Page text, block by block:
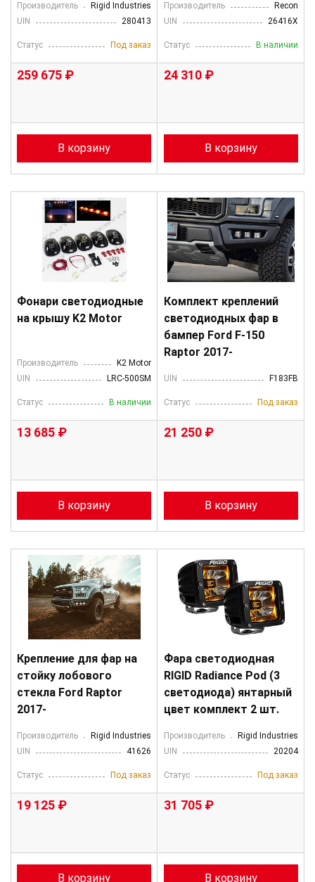
Производитель
Rigid Industries
UIN
280413
Статус Под заказ
259 675 ₽
В корзину
Производитель
Recon
UIN
26416X
Статус В наличии
24 310 ₽
В корзину
Фонари светодиодные
на крышу K2 Motor
Производитель
K2 Motor
UIN
LRC-500SM
Статус В наличии
13 685 ₽
В корзину
Комплект креплений
светодиодных фар в
бампер Ford F-150
Raptor 2017-
UIN F183FB
Статус Под заказ
21 250 ₽
В корзину
Крепление для фар на
стойку лобового
стекла Ford Raptor
2017-
Производитель
Rigid Industries
UIN
41626
Статус Под заказ
19 125 ₽
В корзину
Фара светодиодная
RIGID Radiance Pod (3
светодиода) янтарный
цвет комплект 2 шт.
Производитель
Rigid Industries
UIN
20204
Статус Под заказ
31 705 ₽
В корзину